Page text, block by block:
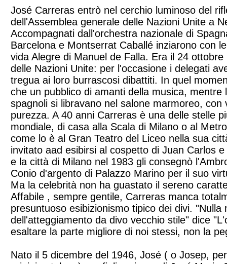
José Carreras entrò nel cerchio luminoso del
dell'Assemblea generale delle Nazioni Unite a
Accompagnati dall'orchestra nazionale di
Barcelona e Montserrat Caballé inziarono con
vida Alegre di Manuel de Falla. Era il 24
delle Nazioni Unite: per l'occasione i delegati
tregua ai loro burrascosi dibattiti. In quel
che un pubblico di amanti della musica, mentre
spagnoli si libravano nel salone marmoreo, con
purezza. A 40 anni Carreras è una delle stelle
mondiale, di casa alla Scala di Milano o al
come lo è al Gran Teatro del Liceo nella sua
invitato aad esibirsi al cospetto di Juan Carlos
e la città di Milano nel 1983 gli consegnò
Conio d'argento di Palazzo Marino per il suo
Ma la celebrità non ha guastato il sereno
Affabile , sempre gentile, Carreras manca
presuntuoso esibizionismo tipico dei divi. "Nulla
dell'atteggiamento da divo vecchio stile" dice
esaltare la parte migliore di noi stessi, non la
Nato il 5 dicembre del 1946, José ( o Josep,